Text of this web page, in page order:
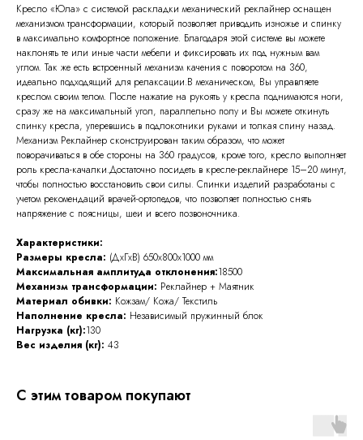
Кресло «Юла» с системой раскладки механический реклайнер оснащен
механизмом трансформации, который позволяет приводить изножье и спинку
в максимально комфортное положение. Благодаря этой системе вы можете
наклонять те или иные части мебели и фиксировать их под нужным вам
углом. Так же есть встроенный механизм качения с поворотом на 360,
идеально подходящий для релаксации.В механическом, Вы управляете
креслом своим телом. После нажатие на рукоять у кресла поднимаются ноги,
сразу же на максимальный угол, параллельно полу и Вы можете откинуть
спинку кресла, уперевшись в подлокотники руками и толкая спину назад.
Механизм Реклайнер сконструирован таким образом, что может
поворачиваться в обе стороны на 360 градусов, кроме того, кресло выполняет
роль кресла-качалки.Достаточно посидеть в кресле-реклайнере 15–20 минут,
чтобы полностью восстановить свои силы. Спинки изделий разработаны с
учетом рекомендаций врачей-ортопедов, что позволяет полностью снять
напряжение с поясницы, шеи и всего позвоночника.
Характеристики:
Размеры кресла: (ДхГхВ) 650x800x1000 мм
Максимальная амплитуда отклонения:18500
Механизм трансформации: Реклайнер + Маятник
Материал обивки: Кожзам/ Кожа/ Текстиль
Наполнение кресла: Независимый пружинный блок
Нагрузка (кг):130
Вес изделия (кг): 43
С этим товаром покупают